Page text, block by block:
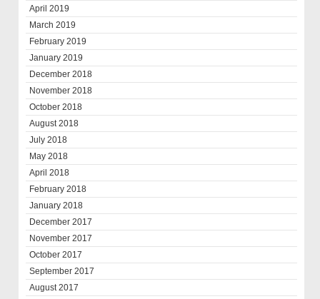
April 2019
March 2019
February 2019
January 2019
December 2018
November 2018
October 2018
August 2018
July 2018
May 2018
April 2018
February 2018
January 2018
December 2017
November 2017
October 2017
September 2017
August 2017